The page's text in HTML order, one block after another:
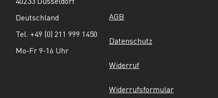
Deutschland
Tel. +49 (0) 211 999 1450
Mo-Fr 9-16 Uhr
AGB
Datenschutz
Widerruf
Widerrufsformular